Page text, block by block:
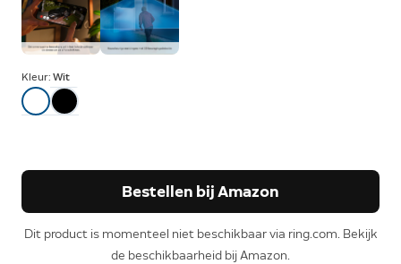
Kleur: Wit
Bestellen bij Amazon
Dit product is momenteel niet beschikbaar via ring.com. Bekijk
de beschikbaarheid bij Amazon.